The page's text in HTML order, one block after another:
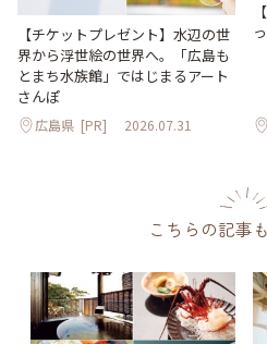
【チケットプレゼント】水辺の世
界から浮世絵の世界へ。「広島も
とまち水族館」ではじまるアート
さんぽ
広島県 [PR] 2026.07.31
こちらの記事